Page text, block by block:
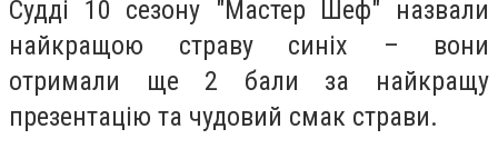
Судді 10 сезону "Мастер Шеф" назвали
найкращою страву синіх – вони
отримали ще 2 бали за найкращу
презентацію та чудовий смак страви.